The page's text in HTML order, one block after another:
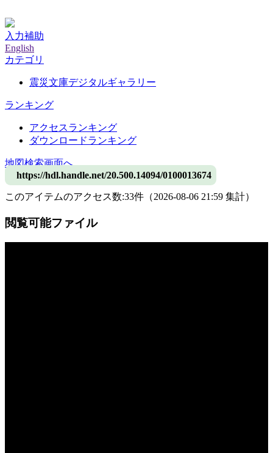
入力補助
English
カテゴリ
震災文庫デジタルギャラリー
ランキング
アクセスランキング
ダウンロードランキング
地図検索画面へ
https://hdl.handle.net/20.500.14094/0100013674
このアイテムのアクセス数:33件 （2026-08-06 21:59 集計）
閲覧可能ファイル